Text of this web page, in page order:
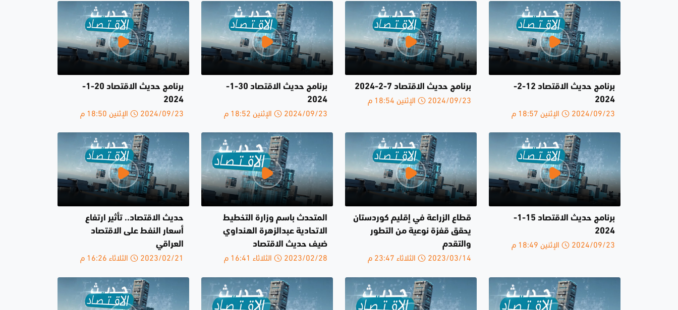
برنامج حديث الاقتصاد 12-2-
2024
2024/09/23 الإثنين 18:57 م
برنامج حديث الاقتصاد 7-2-2024
2024/09/23 الإثنين 18:54 م
برنامج حديث الاقتصاد 30-1-
2024
2024/09/23 الإثنين 18:52 م
برنامج حديث الاقتصاد 20-1-
2024
2024/09/23 الإثنين 18:50 م
برنامج حديث الاقتصاد 15-1-
2024
2024/09/23 الإثنين 18:49 م
قطاع الزراعة في إقليم كوردستان
يحقق قفزة نوعية من التطور
والتقدم
2023/03/14 الثلاثاء 23:47 م
المتحدث باسم وزارة التخطيط
الاتحادية عبدالزهرة الهنداوي
ضيف حديث الاقتصاد
2023/02/28 الثلاثاء 16:41 م
حديث الاقتصاد.. تأثير ارتفاع
أسعار النفط على الاقتصاد
العراقي
2023/02/21 الثلاثاء 16:26 م